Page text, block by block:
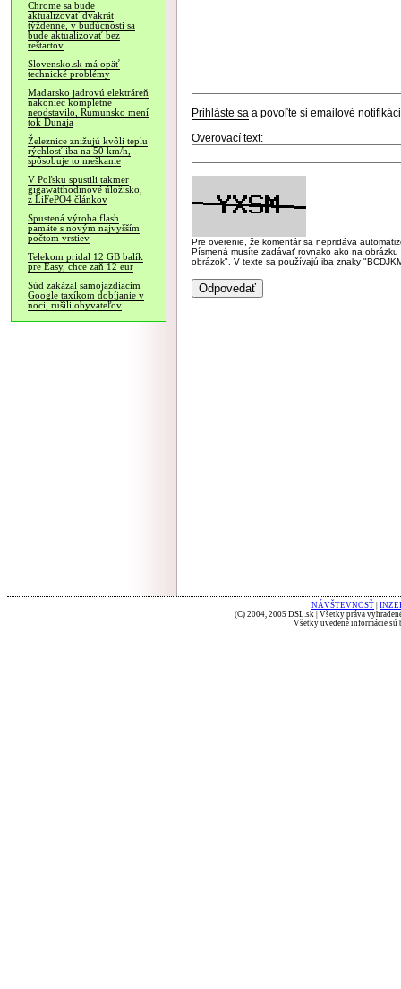
Chrome sa bude
aktualizovať dvakrát
týždenne, v budúcnosti sa
bude aktualizovať bez
reštartov
Slovensko.sk má opäť
technické problémy
Maďarsko jadrovú elektráreň
nakoniec kompletne
neodstavilo, Rumunsko mení
tok Dunaja
Železnice znižujú kvôli teplu
rýchlosť iba na 50 km/h,
spôsobuje to meškanie
V Poľsku spustili takmer
gigawatthodinové úložisko,
z LiFePO4 článkov
Spustená výroba flash
pamäte s novým najvyšším
počtom vrstiev
Telekom pridal 12 GB balík
pre Easy, chce zaň 12 eur
Súd zakázal samojazdiacim
Google taxíkom dobíjanie v
noci, rušili obyvateľov
Prihláste sa a povoľte si emailové
Overovací text:
Pre overenie, že komentár sa nepridáva
Písmená musíte zadávať rovnako ako na
obrázok". V texte sa používajú iba znaky
NÁVŠTEVNOSŤ
(C) 2004, 2005 DSL.sk | Všetky práva
Všetky uvedené informácie sú